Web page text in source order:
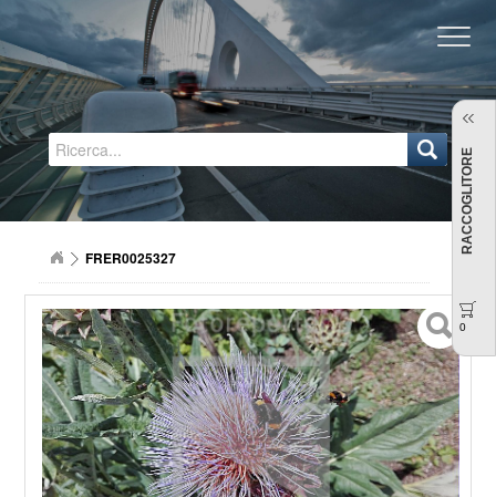
Regione Emilia-Romagna
FRER0025327
RACCOGLITORE
0